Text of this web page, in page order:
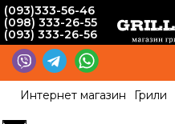
(093)333-56-46
(098) 333-26-55
(093) 333-26-56
Интернет магазин Грили